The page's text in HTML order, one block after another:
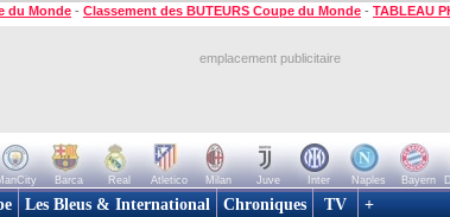
du Monde - Classement des BUTEURS Coupe du Monde - TABLEAU
emplacement publicitaire
Barca Real Atletico Milan Juve Inter Naples Bayern
Les Bleus & International Chroniques TV +